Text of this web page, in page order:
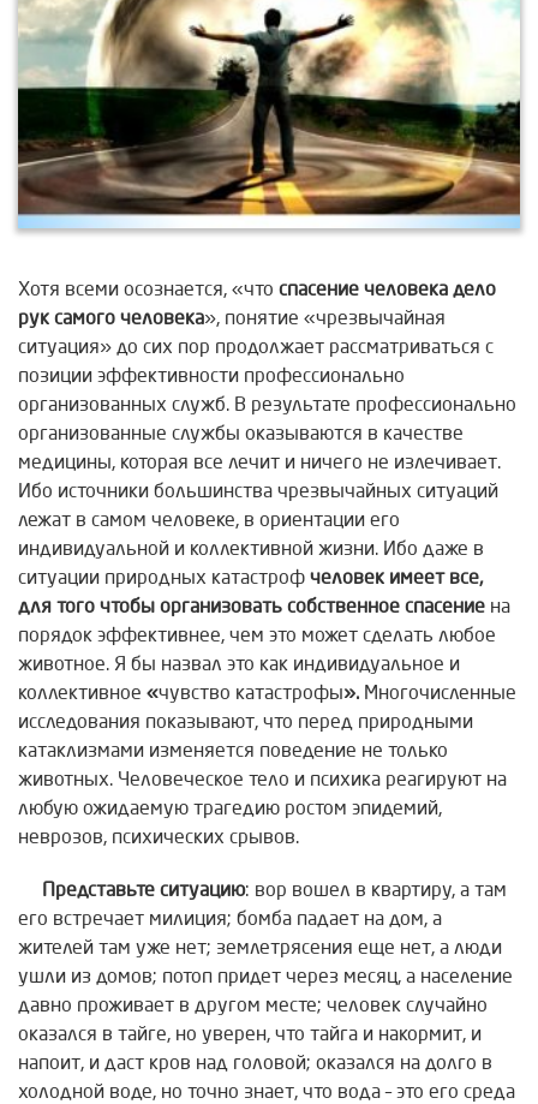
Хотя всеми осознается, «что спасение человека дело
рук самого человека», понятие «чрезвычайная
ситуация» до сих пор продолжает рассматриваться с
позиции эффективности профессионально
организованных служб. В результате профессионально
организованные службы оказываются в качестве
медицины, которая все лечит и ничего не излечивает.
Ибо источники большинства чрезвычайных ситуаций
лежат в самом человеке, в ориентации его
индивидуальной и коллективной жизни. Ибо даже в
ситуации природных катастроф человек имеет все,
для того чтобы организовать собственное спасение на
порядок эффективнее, чем это может сделать любое
животное. Я бы назвал это как индивидуальное и
коллективное «чувство катастрофы». Многочисленные
исследования показывают, что перед природными
катаклизмами изменяется поведение не только
животных. Человеческое тело и психика реагируют на
любую ожидаемую трагедию ростом эпидемий,
неврозов, психических срывов.
Представьте ситуацию: вор вошел в квартиру, а там
его встречает милиция; бомба падает на дом, а
жителей там уже нет; землетрясения еще нет, а люди
ушли из домов; потоп придет через месяц, а население
давно проживает в другом месте; человек случайно
оказался в тайге, но уверен, что тайга и накормит, и
напоит, и даст кров над головой; оказался на долго в
холодной воде, но точно знает, что вода – это его среда